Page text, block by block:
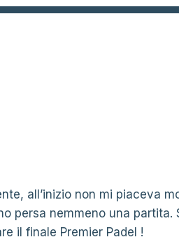
all’inizio non mi piaceva
persa nemmeno una partita.
il finale Premier Padel !